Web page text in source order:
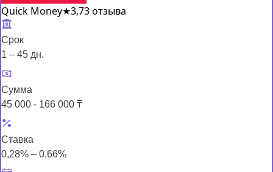
Quick Money★3,73 отзыва
Срок
1 – 45 дн.
Сумма
45 000 - 166 000 ₸
Ставка
0,28% – 0,66%